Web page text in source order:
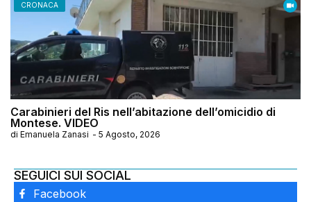
CRONACA
Carabinieri del Ris nell’abitazione dell’omicidio di
Montese. VIDEO
di Emanuela Zanasi - 5 Agosto, 2026
SEGUICI SUI SOCIAL
Facebook